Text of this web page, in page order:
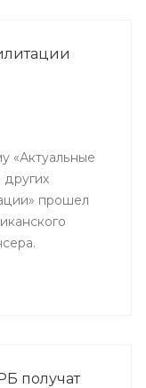
«Актуальные
прошел
получат